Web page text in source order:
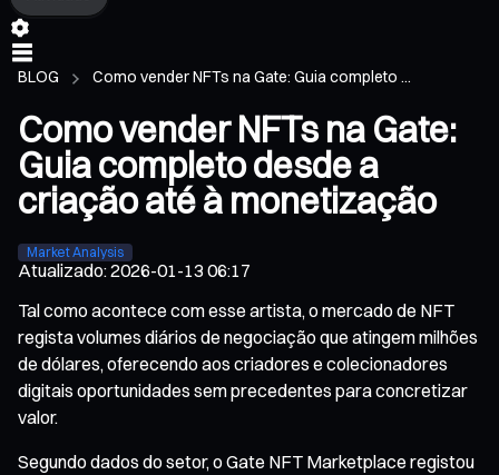
BLOG Como vender NFTs na Gate: Guia completo ...
Como vender NFTs na Gate:
Guia completo desde a
criação até à monetização
Market Analysis
Atualizado:2026-01-13 06:17
Tal como acontece com esse artista, o mercado de NFT
regista volumes diários de negociação que atingem milhões
de dólares, oferecendo aos criadores e colecionadores
digitais oportunidades sem precedentes para concretizar
valor.
Segundo dados do setor, o Gate NFT Marketplace registou